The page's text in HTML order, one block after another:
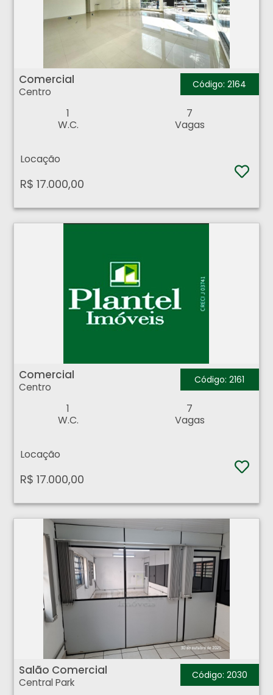
Comercial
Centro
Código: 2164
1
W.C.
7
Vagas
Locação
R$ 17.000,00
Comercial
Centro
Código: 2161
1
W.C.
7
Vagas
Locação
R$ 17.000,00
Salão Comercial - Central Park - Ribeirão Preto
Salão Comercial
Central Park
Código: 2030